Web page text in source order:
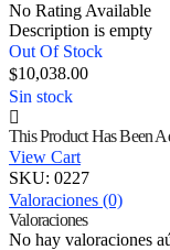
No Rating Available
Description is empty
Out Of Stock
$10,038.00
Sin stock
This Product Has Been
View Cart
SKU: 0227
Valoraciones (0)
Valoraciones
No hay valoraciones